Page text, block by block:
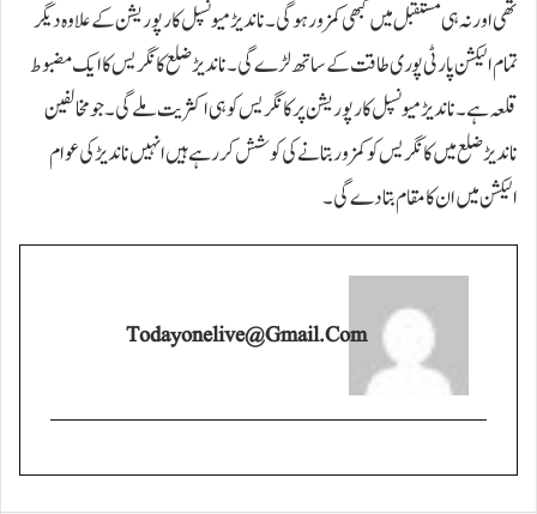
تھی اور نہ ہی مستقبل میں کبھی کمزور ہوگی۔ ناندیڑ میونسپل کارپوریشن کے علاوہ دیگر
تمام الیکشن پارٹی پوری طاقت کے ساتھ لڑے گی۔ ناندیڑ ضلع کانگریس کا ایک مضبوط
قلعہ ہے۔ ناندیڑ میونسپل کارپوریشن پر کانگریس کو ہی اکثریت ملے گی۔ جو مخالفین
ناندیڑ ضلع میں کانگریس کو کمزور بتانے کی کوشش کر رہے ہیں انہیں ناندیڑ کی عوام
الیکشن میں ان کا مقام بتا دے گی۔
Todayonelive@gmail.com